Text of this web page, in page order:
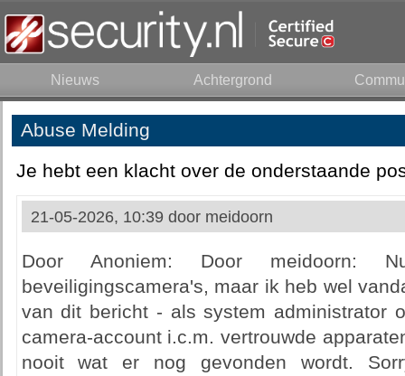
Nieuws Achtergrond
Abuse Melding
Je hebt een klacht over de onderstaande
21-05-2026, 10:39 door meidoorn
Door Anoniem: Door meidoorn:
beveiligingscamera's, maar ik heb wel
van dit bericht - als system administrator
camera-account i.c.m. vertrouwde
nooit wat er nog gevonden wordt.